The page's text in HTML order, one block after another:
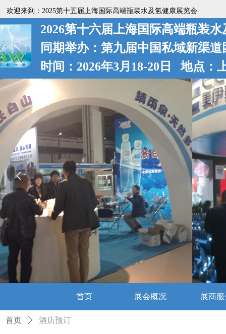
欢迎来到：2025第十五届上海国际高端瓶装水及氢健康展览会
넳
2026第十六届上海国际高端瓶装
同期举办：第九届中国私域新渠道
时间：2026年3月18-20日 地点：
首页 展会概况 展商
首页 ꄲ 酒店预订